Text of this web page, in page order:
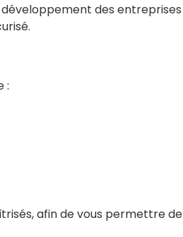
des entreprises
:
afin de vous permettre de